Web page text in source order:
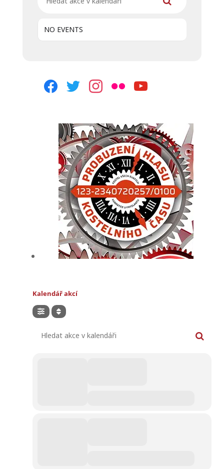
NO EVENTS
facebooktwitterinstagram
flickr youtube
Kalendář akcí